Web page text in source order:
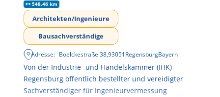
548.46 km
Architekten/Ingenieure
Bausachverständige
Adresse: Boelckestraße 38,93051RegensburgBayern
Von der Industrie- und Handelskammer (IHK)
Regensburg öffentlich bestellter und vereidigter
Sachverständiger für Ingenieurvermessung